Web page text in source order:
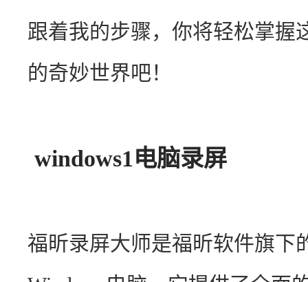
跟着我的步骤，你将轻松掌握
的奇妙世界吧！
windows1电脑录屏
福昕录屏大师是福昕软件旗下